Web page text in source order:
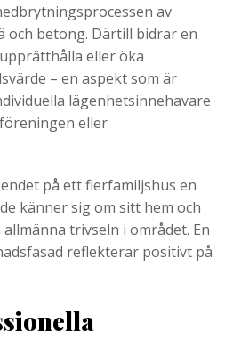
av
och betong. Därtill bidrar en
eller öka
– en aspekt som är
lägenhetsinnehavare
eller
på ett flerfamiljshus en
känner sig om sitt hem och
trivseln i området. En
reflekterar positivt på